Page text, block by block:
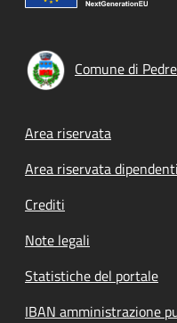
Comune di
Footer menu
Area riservata
Area riservata dipendenti
Crediti
Note legali
Statistiche del portale
IBAN amministrazione